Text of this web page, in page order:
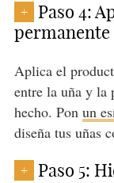
+
Paso 4:
permanente
Aplica el
entre la uña y la
hecho. Pon un
diseña tus uñas
+ Paso 5: